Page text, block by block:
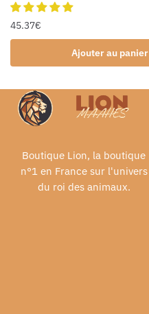
45.37€
Ajouter au panier
Boutique Lion, la boutique
n°1 en France sur l'univers
du roi des animaux.